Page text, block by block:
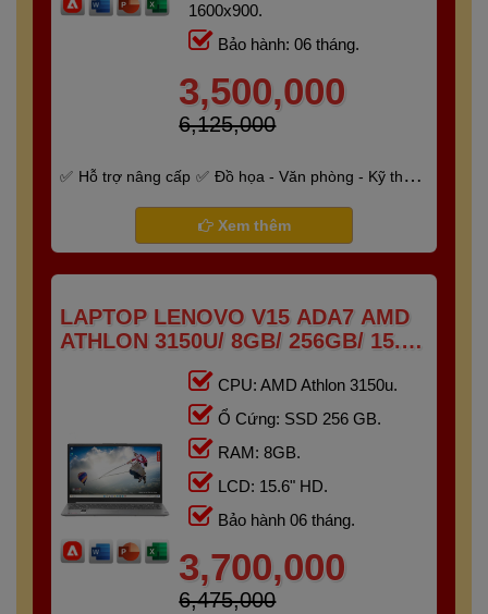
1600x900.
Bảo hành: 06 tháng.
3,500,000
6,125,000
Hỗ trợ nâng cấp
Đồ họa - Văn phòng - Kỹ thuật
Bảo hành 6 tháng
Xem thêm
LAPTOP LENOVO V15 ADA7 AMD
ATHLON 3150U/ 8GB/ 256GB/ 15.6"
CPU: AMD Athlon 3150u.
Ổ Cứng: SSD 256 GB.
RAM: 8GB.
LCD: 15.6" HD.
Bảo hành 06 tháng.
3,700,000
6,475,000